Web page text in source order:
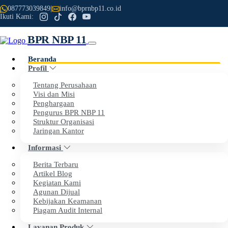
087773039849
info@bprnbp11.co.id
Ikuti Kami:
BPR NBP 11
Beranda
Profil
Tentang Perusahaan
Visi dan Misi
Penghargaan
Pengurus BPR NBP 11
Struktur Organisasi
Jaringan Kantor
Informasi
Berita Terbaru
Artikel Blog
Kegiatan Kami
Agunan Dijual
Kebijakan Keamanan
Piagam Audit Internal
PreviousNext
Selamat Datang di Website Resmi
PT BPR NBP 11
Dengan penuh rasa syukur, kami menyampaikan apresiasi
setinggi-tingginya kepada seluruh nasabah dan mitra kerja
atas kepercayaan dan dukungan yang telah diberikan
kepada BPR NBP 11.